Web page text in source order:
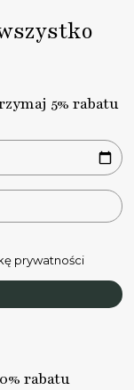
5% rabatu
prywatności
rabatu